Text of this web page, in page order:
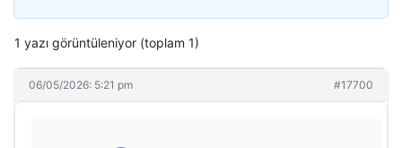
1 yazı görüntüleniyor (toplam 1)
06/05/2026: 5:21 pm #17700